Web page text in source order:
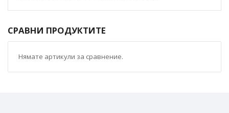
СРАВНИ ПРОДУКТИТЕ
Нямате артикули за сравнение.